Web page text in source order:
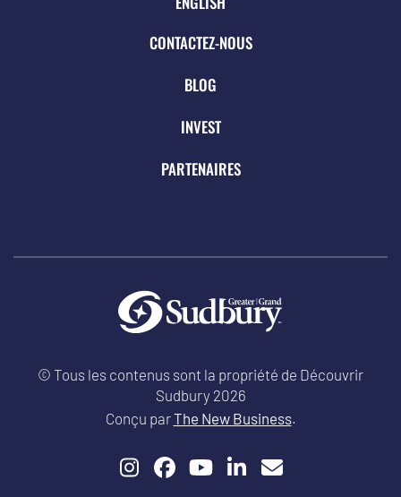
CONTACTEZ-NOUS
BLOG
INVEST
PARTENAIRES
© Tous les contenus sont la propriété de Découvrir
Sudbury 2026
Conçu parThe New Business.
Instagram
Facebook
YouTube
LinkedIn
Email